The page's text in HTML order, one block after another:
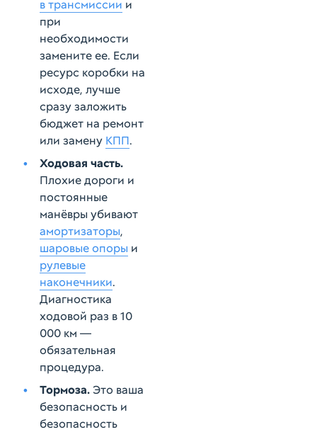
в трансмиссии и
при
необходимости
замените ее. Если
ресурс коробки на
исходе, лучше
сразу заложить
бюджет на ремонт
или замену КПП.
Ходовая часть.
Плохие дороги и
постоянные
манёвры убивают
амортизаторы,
шаровые опоры и
рулевые
наконечники.
Диагностика
ходовой раз в 10
000 км —
обязательная
процедура.
Тормоза. Это ваша
безопасность и
безопасность